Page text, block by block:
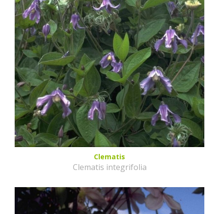
Clematis
Clematis integrifolia